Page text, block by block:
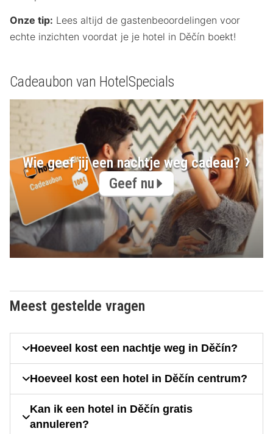
Onze tip: Lees altijd de gastenbeoordelingen voor
echte inzichten voordat je je hotel in Děčín boekt!
Cadeaubon van HotelSpecials
Wie geef jij een nachtje weg cadeau?
Geef nu
Meest gestelde vragen
Hoeveel kost een nachtje weg in Děčín?
Hoeveel kost een hotel in Děčín centrum?
Kan ik een hotel in Děčín gratis
annuleren?